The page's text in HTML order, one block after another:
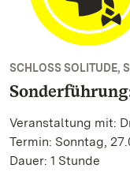
SCHLOSS SOLITUDE,
Veranstaltung mit:
Termin: Sonntag,
Dauer: 1 Stunde